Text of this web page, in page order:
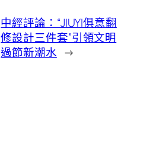
中經評論：“JIUYI俱意翻
修設計三件套”引領文明
過節新潮水 →